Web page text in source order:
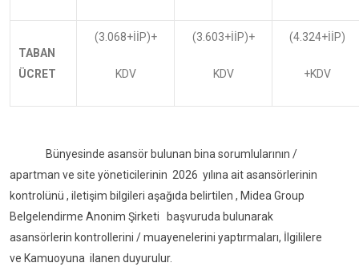
TABAN
ÜCRET
(3.068+İİP)+
KDV
(3.603+İİP)+
KDV
(4.324+İİP)
+KDV
Bünyesinde asansör bulunan bina sorumlularının /
apartman ve site yöneticilerinin 2026 yılına ait asansörlerinin
kontrolünü , iletişim bilgileri aşağıda belirtilen , Midea Group
Belgelendirme Anonim Şirketi başvuruda bulunarak
asansörlerin kontrollerini / muayenelerini yaptırmaları, İlgililere
ve Kamuoyuna ilanen duyurulur.